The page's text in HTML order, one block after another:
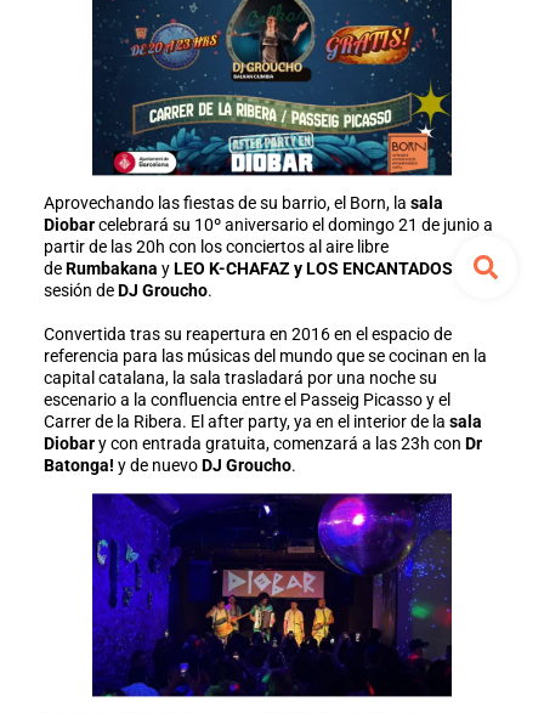
Aprovechando las fiestas de su barrio, el Born, la sala
Diobarcelebrará su 10º aniversario el domingo 21 de junio a
partir de las 20h con los conciertos al aire libre
deRumbakana yLEO K-CHAFAZ y LOS ENCANTADOS y una
sesión deDJ Groucho.
Convertida tras su reapertura en 2016 en el espacio de
referencia para las músicas del mundo que se cocinan en la
capital catalana, la sala trasladará por una noche su
escenario a la confluencia entre el Passeig Picasso y el
Carrer de la Ribera. El after party, ya en el interior de la sala
Diobary con entrada gratuita, comenzará a las 23h con Dr
Batonga! y de nuevoDJ Groucho.